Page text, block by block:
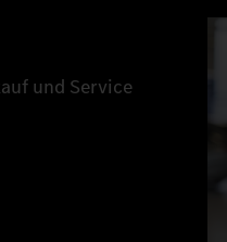
und Service